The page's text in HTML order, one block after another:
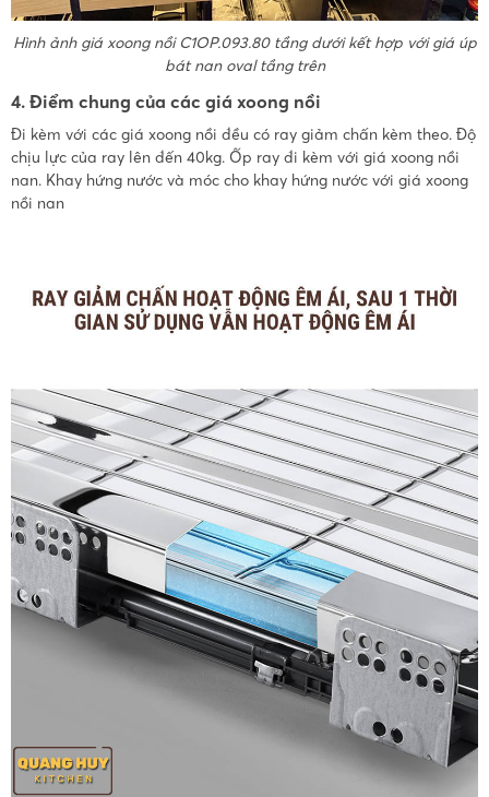
Hình ảnh giá xoong nồi C1OP.093.80 tầng dưới kết hợp với giá úp
bát nan oval tầng trên
4. Điểm chung của các giá xoong nồi
Đi kèm với các giá xoong nồi đều có ray giảm chấn kèm theo. Độ
chịu lực của ray lên đến 40kg. Ốp ray đi kèm với giá xoong nồi
nan. Khay hứng nước và móc cho khay hứng nước với giá xoong
nồi nan